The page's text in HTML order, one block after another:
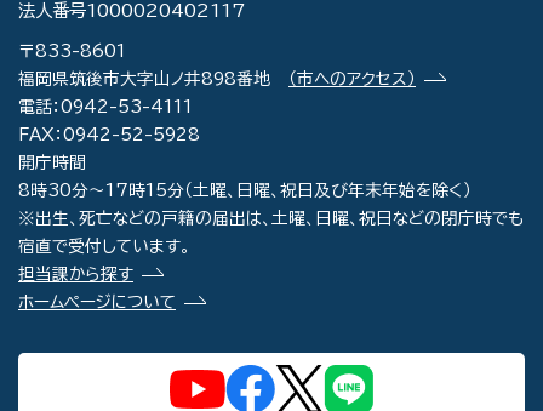
法人番号1000020402117
〒833-8601
福岡県筑後市大字山ノ井898番地
（市へのアクセス）
電話：0942-53-4111
FAX：0942-52-5928
開庁時間
8時30分～17時15分（土曜、日曜、祝日及び年末年始を除く）
※出生、死亡などの戸籍の届出は、土曜、日曜、祝日などの閉庁時でも
宿直で受付しています。
担当課から探す
ホームページについて